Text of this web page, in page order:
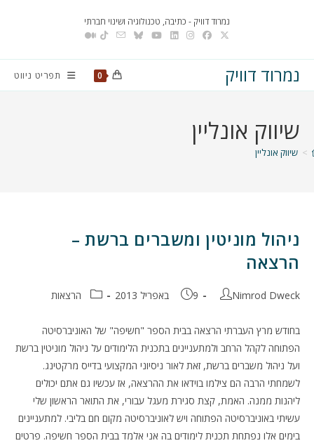
נמרוד דוויק - כתיבה, טכנולוגיה ושינוי חברתי
נמרוד דוויק 0 תפריט ניווט
שיווק אונליין
> שיווק אונליין
ניהול מוניטין ומשברים ברשת –
הרצאה
מחבר:
Nimrod Dweck פורסם:
9 באפריל 2013 קטגוריה:הרצאות
בחודש מרץ העברתי הרצאה בבית הספר "חשיפה" של האוניברסיטה
הפתוחה לקהל הרחב ולמתעניינים בתכנית הלימודים על ניהול מוניטין ברשת
ועל ניהול משברים ברשת, זאת לאור ניסיוני המקצועי בדייס מרקטינג.
לשמחתי הרבה הם צילמו בוידאו את ההרצאה, אז עכשיו גם אתם יכולים
ליהנות ממנה. האמת, קצת סגירת מעגל עבורי, את התואר הראשון שלי
עשיתי באוניברסיטה הפתוחה ויש לאוניברסיטה מקום חם בליבי. למתעניינים
בימים אלו נפתחת תכנית לימודים בה אני אלמד בבית הספר חשיפה. פרטים